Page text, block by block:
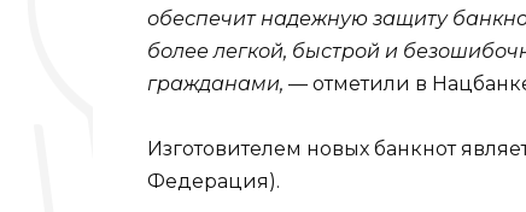
обеспечит надежную защиту
более легкой, быстрой и
гражданами, — отметили в
Изготовителем новых банкнот
Федерация).